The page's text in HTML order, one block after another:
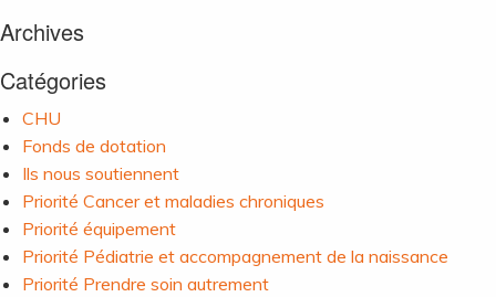
Archives
Catégories
CHU
Fonds de dotation
Ils nous soutiennent
Priorité Cancer et maladies chroniques
Priorité équipement
Priorité Pédiatrie et accompagnement de la naissance
Priorité Prendre soin autrement